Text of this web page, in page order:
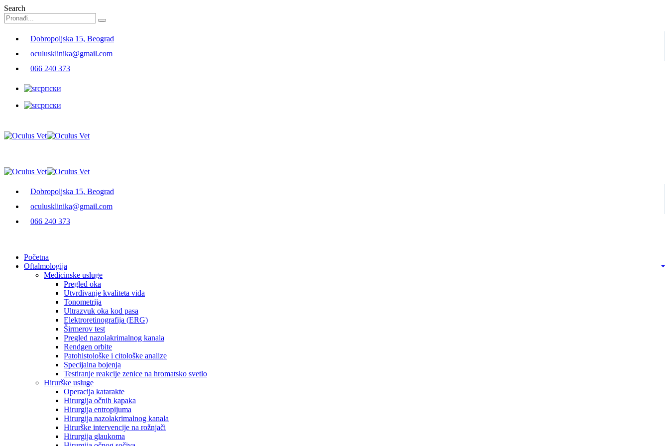
Search
Dobropoljska 15, Beograd
oculusklinika@gmail.com
066 240 373
српски
српски
Dobropoljska 15, Beograd
oculusklinika@gmail.com
066 240 373
Početna
Oftalmologija
Medicinske usluge
Pregled oka
Utvrđivanje kvaliteta vida
Tonometrija
Ultrazvuk oka kod pasa
Elektroretinografija (ERG)
Širmerov test
Pregled nazolakrimalnog kanala
Rendgen orbite
Patohistološke i citološke analize
Specijalna bojenja
Testiranje reakcije zenice na hromatsko svetlo
Hirurške usluge
Operacija katarakte
Hirurgija očnih kapaka
Hirurgija entropijuma
Hirurgija nazolakrimalnog kanala
Hirurške intervencije na rožnjači
Hirurgija glaukoma